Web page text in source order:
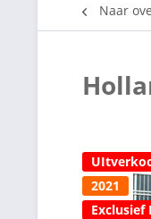
Naar
2021
Exclusief